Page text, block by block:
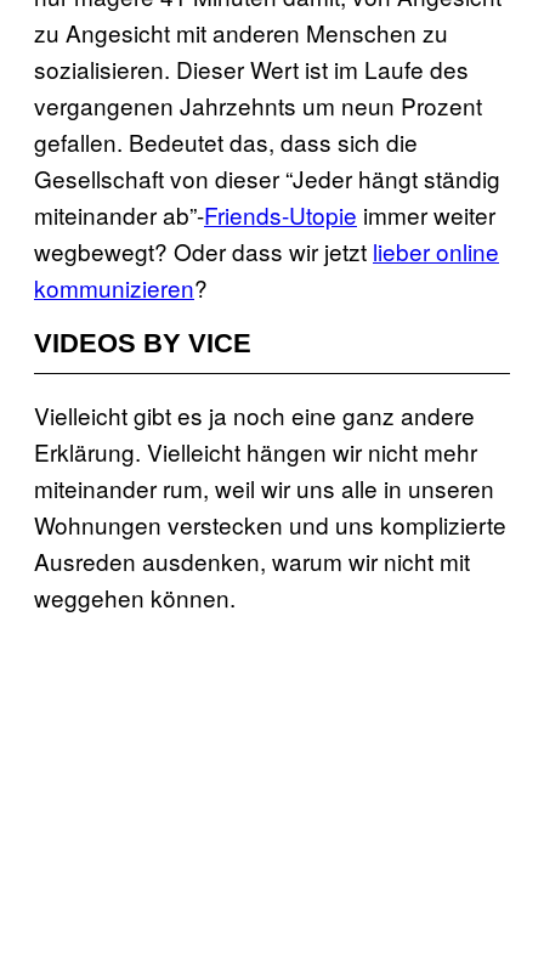
zu Angesicht mit anderen Menschen zu
sozialisieren. Dieser Wert ist im Laufe des
vergangenen Jahrzehnts um neun Prozent
gefallen. Bedeutet das, dass sich die
Gesellschaft von dieser “Jeder hängt ständig
miteinander ab”-Friends-Utopie immer weiter
wegbewegt? Oder dass wir jetzt lieber online
kommunizieren?
VIDEOS BY VICE
Vielleicht gibt es ja noch eine ganz andere
Erklärung. Vielleicht hängen wir nicht mehr
miteinander rum, weil wir uns alle in unseren
Wohnungen verstecken und uns komplizierte
Ausreden ausdenken, warum wir nicht mit
weggehen können.